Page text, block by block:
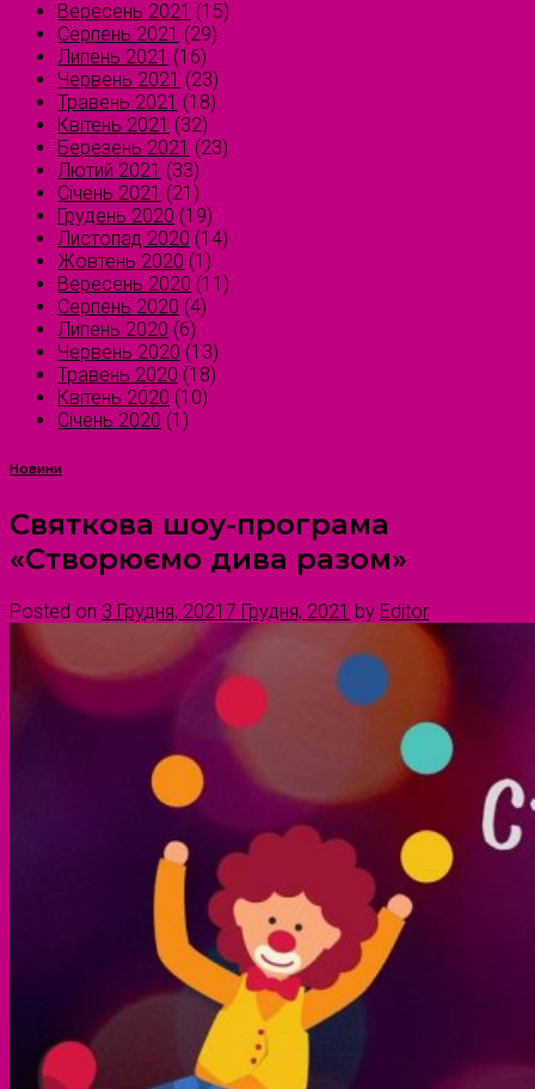
Вересень 2021 (15)
Серпень 2021 (29)
Липень 2021 (16)
Червень 2021 (23)
Травень 2021 (18)
Квітень 2021 (32)
Березень 2021 (23)
Лютий 2021 (33)
Січень 2021 (21)
Грудень 2020 (19)
Листопад 2020 (14)
Жовтень 2020 (1)
Вересень 2020 (11)
Серпень 2020 (4)
Липень 2020 (6)
Червень 2020 (13)
Травень 2020 (18)
Квітень 2020 (10)
Січень 2020 (1)
Новини
Святкова шоу-програма
«Створюємо дива разом»
Posted on 3 Грудня, 2021 7 Грудня, 2021 by Editor